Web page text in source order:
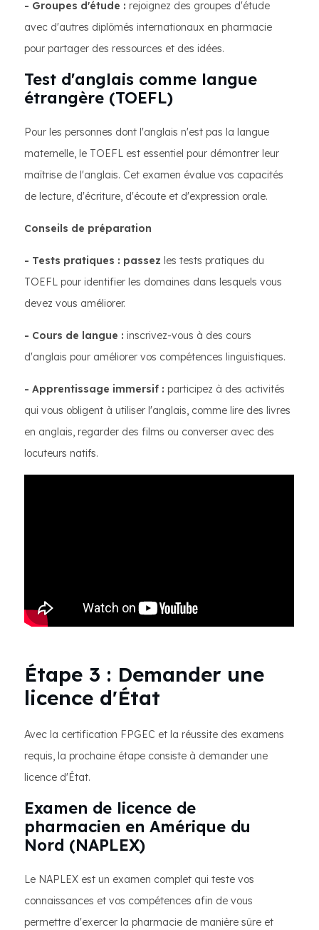
- Groupes d'étude : rejoignez des groupes d'étude
avec d'autres diplômés internationaux en pharmacie
pour partager des ressources et des idées.
Test d'anglais comme langue
étrangère (TOEFL)
Pour les personnes dont l'anglais n'est pas la langue
maternelle, le TOEFL est essentiel pour démontrer leur
maîtrise de l'anglais. Cet examen évalue vos capacités
de lecture, d'écriture, d'écoute et d'expression orale.
Conseils de préparation
- Tests pratiques : passez les tests pratiques du
TOEFL pour identifier les domaines dans lesquels vous
devez vous améliorer.
- Cours de langue : inscrivez-vous à des cours
d'anglais pour améliorer vos compétences linguistiques.
- Apprentissage immersif : participez à des activités
qui vous obligent à utiliser l'anglais, comme lire des livres
en anglais, regarder des films ou converser avec des
locuteurs natifs.
Étape 3 : Demander une
licence d'État
Avec la certification FPGEC et la réussite des examens
requis, la prochaine étape consiste à demander une
licence d'État.
Examen de licence de
pharmacien en Amérique du
Nord (NAPLEX)
Le NAPLEX est un examen complet qui teste vos
connaissances et vos compétences afin de vous
permettre d'exercer la pharmacie de manière sûre et